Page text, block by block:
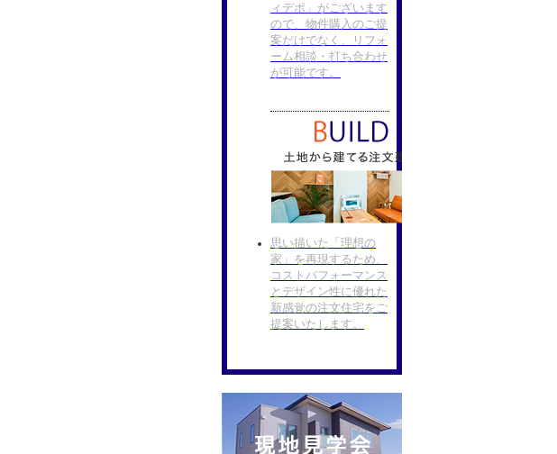
ィデポ」がございます
ので、物件購入のご提
案だけでなく、リフォ
ーム相談・打ち合わせ
が可能です。
思い描いた「理想の
家」を再現するため、
コストパフォーマンス
とデザイン性に優れた
新感覚の注文住宅をご
提案いたします。